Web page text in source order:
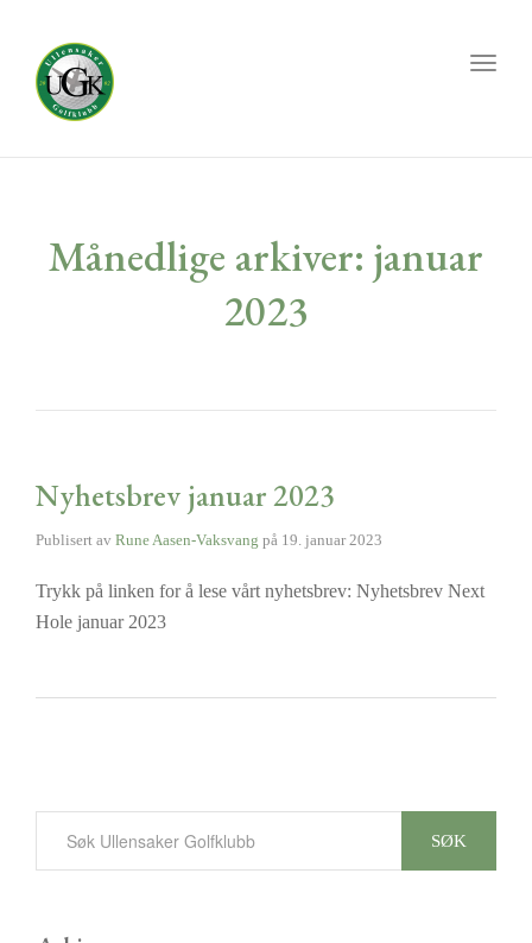
Månedlige arkiver: januar
2023
Nyhetsbrev januar 2023
Publisert av Rune Aasen-Vaksvang på 19. januar 2023
Trykk på linken for å lese vårt nyhetsbrev: Nyhetsbrev Next
Hole januar 2023
SØK